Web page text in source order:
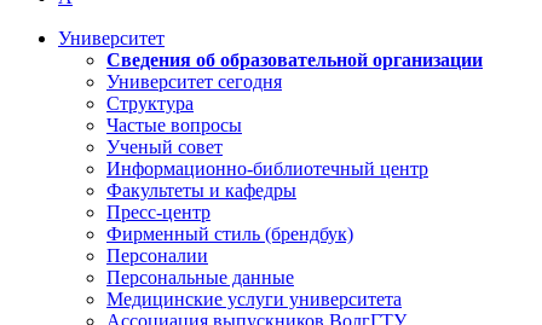
Университет
Сведения об образовательной организации
Университет сегодня
Структура
Частые вопросы
Ученый совет
Информационно-библиотечный центр
Факультеты и кафедры
Пресс-центр
Фирменный стиль (брендбук)
Персоналии
Персональные данные
Медицинские услуги университета
Ассоциация выпускников ВолгГТУ